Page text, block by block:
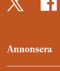
Annonsera